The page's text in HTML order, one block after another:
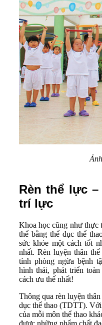
Rèn thể lực
trí lực
Khoa học cũng như thực
thể bằng thể dục thể
sức khỏe một cách tốt
nhất. Rèn luyện thân
tính phòng ngừa bệnh
hình thái, phát triển
cách ưu thế nhất!
Thông qua rèn luyện
dục thể thao (TDTT).
của mỗi môn thể thao
được những phẩm chất